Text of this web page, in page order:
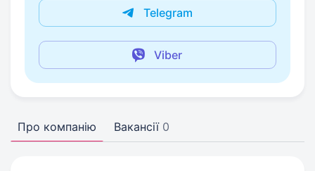
Telegram
Viber
Про компанію Вакансії 0